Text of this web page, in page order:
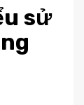
sử